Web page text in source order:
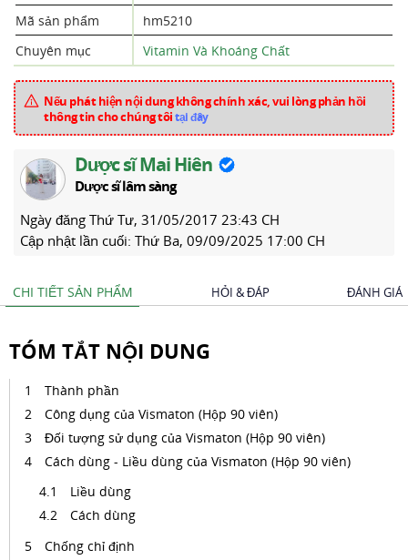
Mã sản phẩm
hm5210
Chuyên mục
Vitamin Và Khoáng Chất
Nếu phát hiện nội dung không chính xác, vui lòng phản hồi
thông tin cho chúng tôitại đây
Dược sĩ Mai Hiên
Dược sĩ lâm sàng
Ngày đăng Thứ Tư, 31/05/2017 23:43 CH
Cập nhật lần cuối: Thứ Ba, 09/09/2025 17:00 CH
CHI TIẾT SẢN PHẨM HỎI & ĐÁP ĐÁNH GIÁ
TÓM TẮT NỘI DUNG
Thành phần
Công dụng của Vismaton (Hộp 90 viên)
Đối tượng sử dụng của Vismaton (Hộp 90 viên)
Cách dùng - Liều dùng của Vismaton (Hộp 90 viên)
Liều dùng
Cách dùng
Chống chỉ định